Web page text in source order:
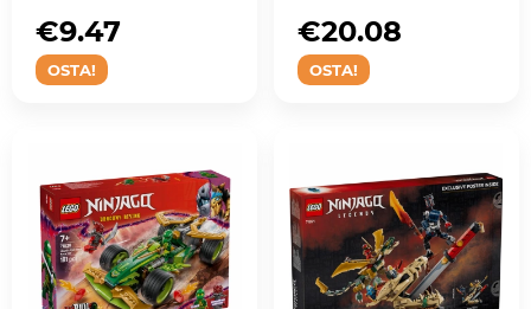
OSTA!
€9.47
OSTA!
€20.08